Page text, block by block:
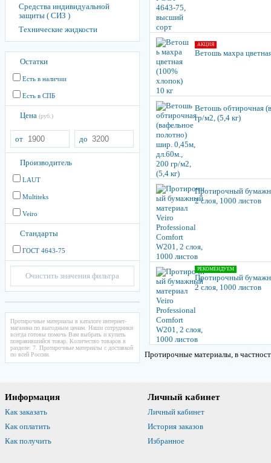
Средства индивидуальной
защиты ( СИЗ )
Технические жидкости
Остатки
Есть в наличии
Есть в СПБ
Цена (руб.)
от до
Производитель
LAUT
Multiteks
Veiro
Стандарты
ГОСТ 4643-75
Очистить значения фильтра
Протирочные материалы в каталоге интернет-
магазина по выгодным ценам. Наши сотрудники
всегда готовы помочь Вам выбрать и купить
понравившийся товар. Количество товаров в
разделе: 7. Протирочные материалы с доставкой
по всей России.
АКЦИЯ
Ветошь махра
Ветошь обтирочная
гр/м2, (5,4 кг)
Протирочный
2 слоя, 1000 листов
РЕКОМЕНДУЕМ
Протирочный
2 слоя, 1000 листов
Протирочные материалы, в
Информация
Как заказать
Как оплатить
Как получить
Личный кабинет
Личный кабинет
История заказов
Избранное